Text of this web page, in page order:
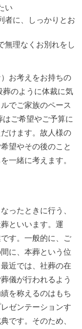
い
者に、しっかりとお
無理なくお別れをし
お考えをお持ちの
葬のように体裁に気
でご家族のペース
ご希望やご予算に
けます。故人様の
望やその後のこと
一緒に考えます。
ったときに行う、
といいます。運
す。一般的に、ご
に、本葬という位
近では、社葬の在
儀が行われるよう
を称えるのはもち
ゼンテーションす
です。そのため、